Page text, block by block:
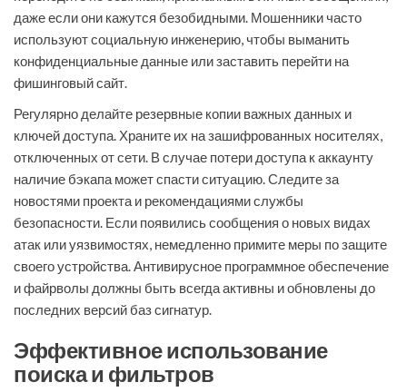
даже если они кажутся безобидными. Мошенники часто
используют социальную инженерию, чтобы выманить
конфиденциальные данные или заставить перейти на
фишинговый сайт.
Регулярно делайте резервные копии важных данных и
ключей доступа. Храните их на зашифрованных носителях,
отключенных от сети. В случае потери доступа к аккаунту
наличие бэкапа может спасти ситуацию. Следите за
новостями проекта и рекомендациями службы
безопасности. Если появились сообщения о новых видах
атак или уязвимостях, немедленно примите меры по защите
своего устройства. Антивирусное программное обеспечение
и файрволы должны быть всегда активны и обновлены до
последних версий баз сигнатур.
Эффективное использование
поиска и фильтров